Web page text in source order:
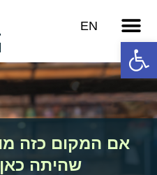
פתח סרגל
EN
אם המקום כזה
שהיתה